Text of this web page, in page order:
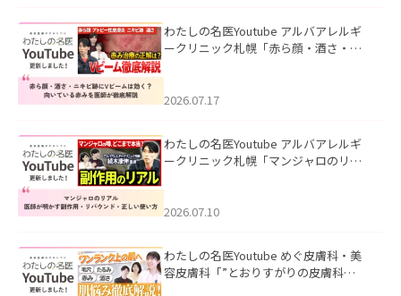
わたしの名医Youtube アルバアレルギ
ークリニック札幌「赤ら顔・酒さ・ニ
した。
2026.07.17
わたしの名医Youtube アルバアレルギ
ークリニック札幌「マンジャロのリア
た。
2026.07.10
わたしの名医Youtube めぐ皮膚科・美
容皮膚科「”とおりすがりの皮膚科